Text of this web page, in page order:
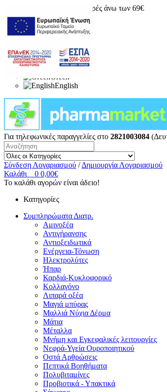
Δωρεάν μεταφορικά για αγορές άνω των 69€
Greek
English
Για τηλεφωνικές παραγγελίες στο 2821003084
Σύνδεση Λογαριασμού / Δημιουργία Λογαριασμού
Καλάθι
0 0,00€
Το καλάθι αγορών είναι άδειο!
Κατηγορίες
Συμπληρώματα Διατρ.
Αμινοξέα
Αντιγήρανσης
Αντιοξειδωτικά
Ενέργεια-Τόνωση
Ηλεκτρολύτες
Ήπαρ
Καρδιά-Κυκλοφορικό
Κολλαγόνο
Λιπαρά οξέα
Μαγιά μπύρας
Μαλλιά Νύχια Δέρμα
Μάτια
Μέταλλα
Μνήμη και Εγκεφαλικές λειτουργίες
Νεφρά-Υγεία Ουροποιητικού
Οστά Αρθρώσεις
Πεπτικά Βοηθήματα
Πολυβιταμίνες
Προβιοτικά - Υπακτικά